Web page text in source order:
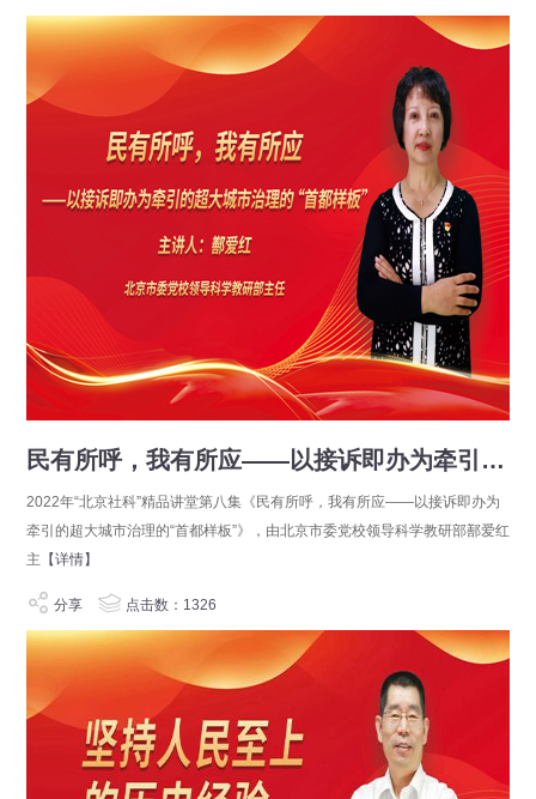
民有所呼，我有所应——以接诉即办为牵引的超大城市治理的“首都样板”
2022年“北京社科”精品讲堂第八集《民有所呼，我有所应——以接诉即办为
牵引的超大城市治理的“首都样板”》，由北京市委党校领导科学教研部鄯爱红
主 【详情】
分享 点击数：1326